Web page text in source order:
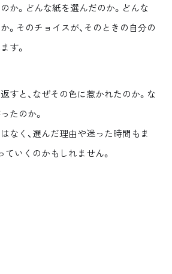
か。どんな紙を選んだのか。どんな
。そのチョイスが、そのときの自分の
す。
すと、なぜその色に惹かれたのか。な
たのか。
なく、選んだ理由や迷った時間もま
ていくのかもしれません。